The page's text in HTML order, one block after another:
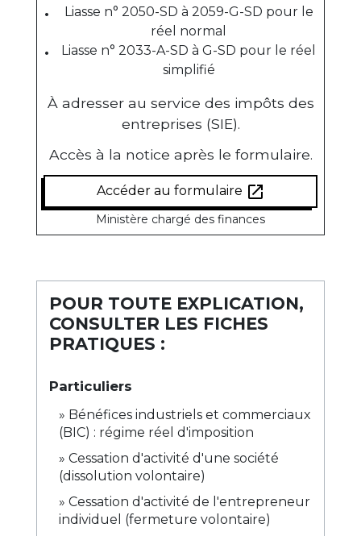
Liasse n° 2050-SD à 2059-G-SD pour le
réel normal
Liasse n° 2033-A-SD à G-SD pour le réel
simplifié
À adresser au service des impôts des
entreprises (SIE).
Accès à la notice après le formulaire.
Accéder au formulaire open_in_new
Ministère chargé des finances
POUR TOUTE EXPLICATION,
CONSULTER LES FICHES
PRATIQUES :
Particuliers
Bénéfices industriels et commerciaux
(BIC) : régime réel d'imposition
Cessation d'activité d'une société
(dissolution volontaire)
Cessation d'activité de l'entrepreneur
individuel (fermeture volontaire)